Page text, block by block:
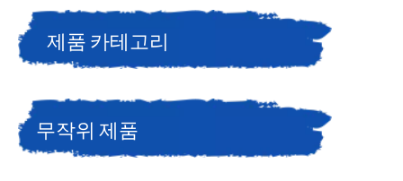
제품 카테고리
무작위 제품